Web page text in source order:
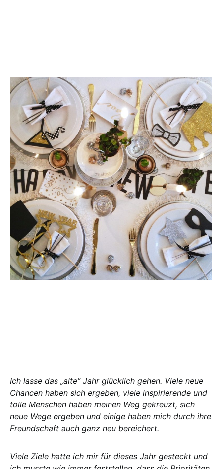
Ich lasse das „alte“ Jahr glücklich gehen. Viele neue
Chancen haben sich ergeben, viele inspirierende und
tolle Menschen haben meinen Weg gekreuzt, sich
neue Wege ergeben und einige haben mich durch ihre
Freundschaft auch ganz neu bereichert.
Viele Ziele hatte ich mir für dieses Jahr gesteckt und